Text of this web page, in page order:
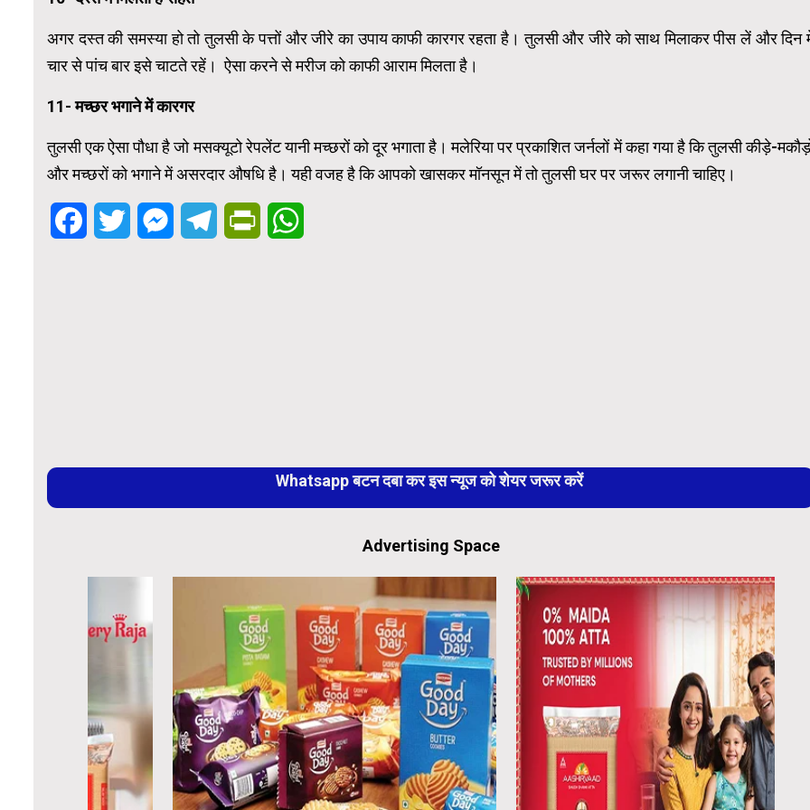
अगर दस्त की समस्या हो तो तुलसी के पत्तों और जीरे का उपाय काफी कारगर रहता है। तुलसी और जीरे को साथ मिलाकर पीस लें और दिन
चार से पांच बार इसे चाटते रहें। ऐसा करने से मरीज को काफी आराम मिलता है।
11- मच्‍छर भगाने में कारगर
तुलसी एक ऐसा पौधा है जो मसक्‍यूटो रेपलेंट यानी मच्‍छरों को दूर भगाता है। मलेरिया पर प्रकाश‍ित जर्नलों में कहा गया है कि तुलसी कीड़े-
और मच्‍छरों को भगाने में असरदार औषध‍ि है। यही वजह है कि आपको खासकर मॉनसून में तो तुलसी घर पर जरूर लगानी चाहिए।
FacebookTwitter MessengerTelegramPrintFriendly
Whatsapp बटन दबा कर इस न्यूज को शेयर जरूर करें
Advertising Space